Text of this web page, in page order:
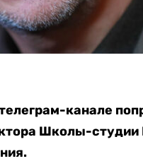
канале
Школы-